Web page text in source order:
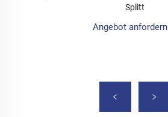
Splitt
Angebot anfordern